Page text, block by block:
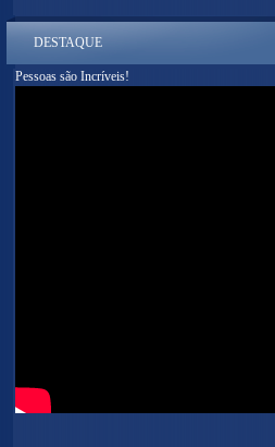
DESTAQUE
Pessoas são Incríveis!